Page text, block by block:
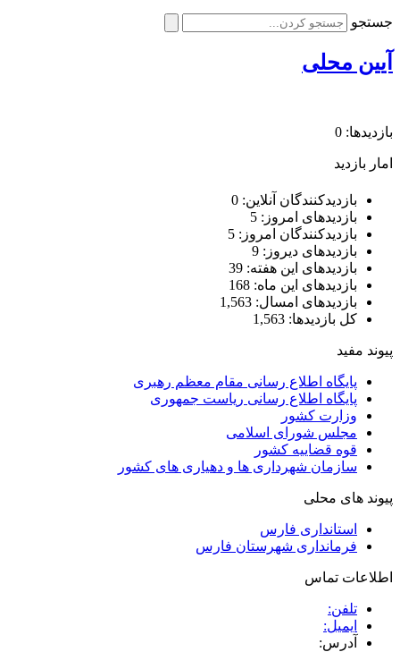
جستجو
آیین محلی
بازدیدها: 0
امار بازدید
بازدیدکنندگان آنلاین: 0
بازدیدهای امروز: 5
بازدیدکنندگان امروز: 5
بازدیدهای دیروز: 9
بازدیدهای این هفته: 39
بازدیدهای این ماه: 168
بازدیدهای امسال: 1,563
کل بازدیدها: 1,563
پیوند مفید
پایگاه اطلاع رسانی مقام معظم رهبری
پایگاه اطلاع رسانی ریاست جمهوری
وزارت کشور
مجلس شورای اسلامی
قوه قضاییه کشور
سازمان شهرداری ها و دهیاری های کشور
پیوند های محلی
استانداری فارس
فرمانداری شهرستان فارس
اطلاعات تماس
تلفن:
ایمیل:
آدرس: